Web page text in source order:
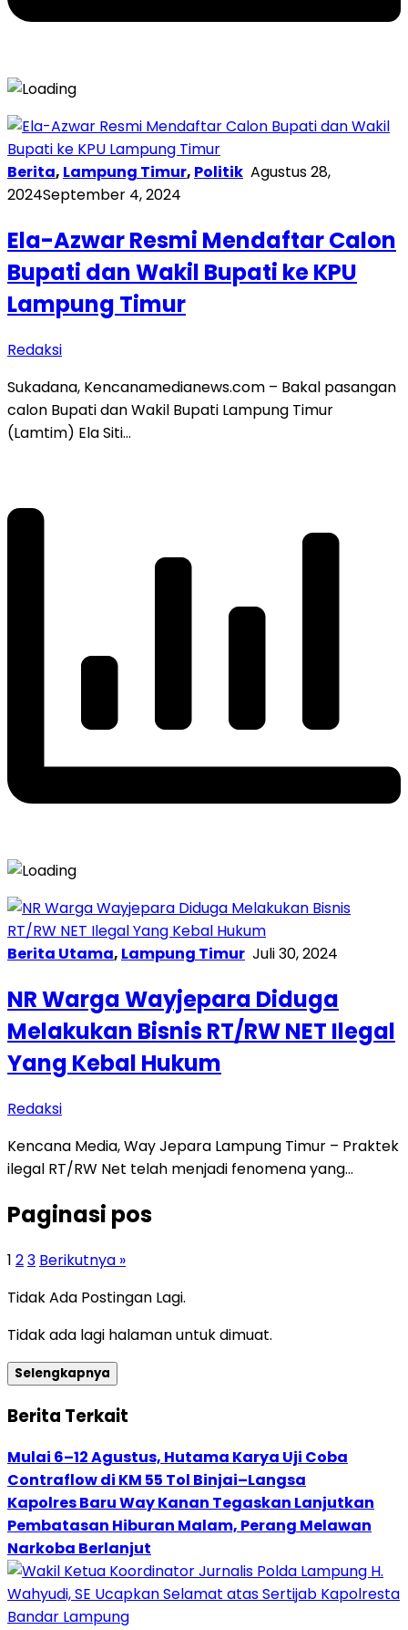
Berita, Lampung Timur, Politik Agustus 28,
2024September 4, 2024
Ela-Azwar Resmi Mendaftar Calon
Bupati dan Wakil Bupati ke KPU
Lampung Timur
Redaksi
Sukadana, Kencanamedianews.com – Bakal pasangan
calon Bupati dan Wakil Bupati Lampung Timur
(Lamtim) Ela Siti…
Berita Utama, Lampung Timur Juli 30, 2024
NR Warga Wayjepara Diduga
Melakukan Bisnis RT/RW NET Ilegal
Yang Kebal Hukum
Redaksi
Kencana Media, Way Jepara Lampung Timur – Praktek
ilegal RT/RW Net telah menjadi fenomena yang…
Paginasi pos
1 23 Berikutnya »
Tidak Ada Postingan Lagi.
Tidak ada lagi halaman untuk dimuat.
Selengkapnya
Berita Terkait
Mulai 6–12 Agustus, Hutama Karya Uji Coba
Contraflow di KM 55 Tol Binjai–Langsa
Kapolres Baru Way Kanan Tegaskan Lanjutkan
Pembatasan Hiburan Malam, Perang Melawan
Narkoba Berlanjut